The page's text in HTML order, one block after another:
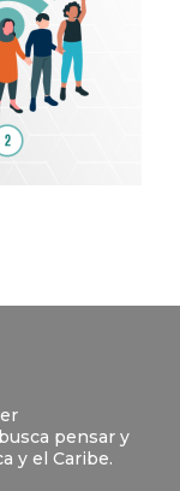
pensar y
y el Caribe.